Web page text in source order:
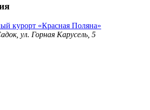
курорт «Красная Поляна»
ул. Горная Карусель, 5